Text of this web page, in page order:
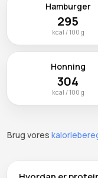
Hamburger
295
kcal / 100 g
Honning
304
kcal / 100 g
Brug vores